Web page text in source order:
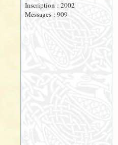
Inscription : 2002
Messages : 909